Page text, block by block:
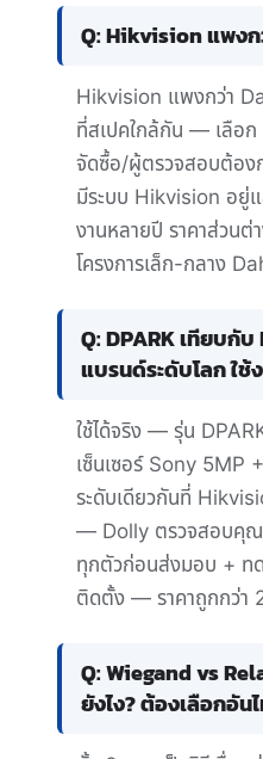
Q: Hikvision แพง
Hikvision แพงกว่า
ที่สเปคใกล้กัน — เลือ
จัดซื้อ/ผู้ตรวจสอบต้อง
มีระบบ Hikvision อยู่แ
งานหลายปี ราคาส่วน
โครงการเล็ก-กลาง
Q: DPARK เทียบกั
แบรนด์ระดับโลก ใช้
ใช้ได้จริง — รุ่น
เซ็นเซอร์ Sony 5MP
ระดับเดียวกันที่
— Dolly ตรวจสอบคุณ
ทุกตัวก่อนส่งมอบ + ท
ติดตั้ง — ราคาถูกกว่า
Q: Wiegand vs
ยังไง? ต้องเลือกอัน